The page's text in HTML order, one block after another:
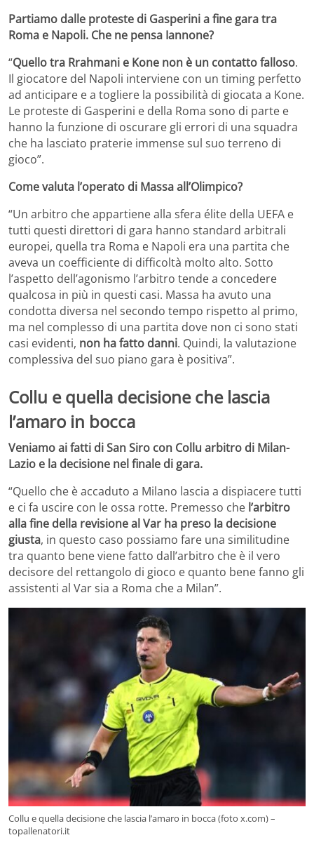
Partiamo dalle proteste di Gasperini a fine gara tra
Roma e Napoli. Che ne pensa Iannone?
“Quello tra Rrahmani e Kone non è un contatto falloso.
Il giocatore del Napoli interviene con un timing perfetto
ad anticipare e a togliere la possibilità di giocata a Kone.
Le proteste di Gasperini e della Roma sono di parte e
hanno la funzione di oscurare gli errori di una squadra
che ha lasciato praterie immense sul suo terreno di
gioco”.
Come valuta l’operato di Massa all’Olimpico?
“Un arbitro che appartiene alla sfera élite della UEFA e
tutti questi direttori di gara hanno standard arbitrali
europei, quella tra Roma e Napoli era una partita che
aveva un coefficiente di difficoltà molto alto. Sotto
l’aspetto dell’agonismo l’arbitro tende a concedere
qualcosa in più in questi casi. Massa ha avuto una
condotta diversa nel secondo tempo rispetto al primo,
ma nel complesso di una partita dove non ci sono stati
casi evidenti, non ha fatto danni. Quindi, la valutazione
complessiva del suo piano gara è positiva”.
Collu e quella decisione che lascia
l’amaro in bocca
Veniamo ai fatti di San Siro con Collu arbitro di Milan-
Lazio e la decisione nel finale di gara.
“Quello che è accaduto a Milano lascia a dispiacere tutti
e ci fa uscire con le ossa rotte. Premesso che l’arbitro
alla fine della revisione al Var ha preso la decisione
giusta, in questo caso possiamo fare una similitudine
tra quanto bene viene fatto dall’arbitro che è il vero
decisore del rettangolo di gioco e quanto bene fanno gli
assistenti al Var sia a Roma che a Milan”.
Collu e quella decisione che lascia l’amaro in bocca (foto x.com) –
topallenatori.it